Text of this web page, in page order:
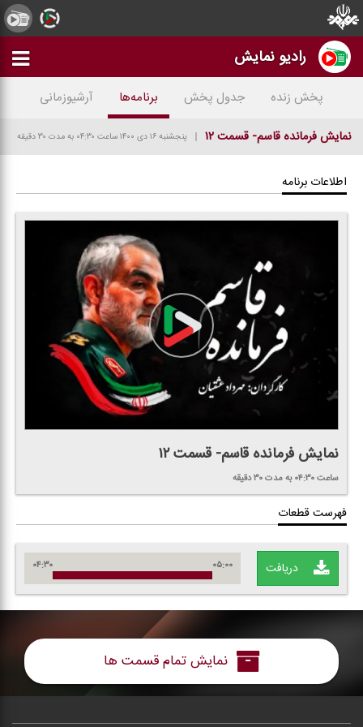
رادیو نمایش
پخش زنده جدول پخش برنامه‌ها
آرشیوزمانی
نمایش فرمانده قاسم- قسمت ۱۲
پنجشنبه ۱۶ دی ۱۴۰۰ ساعت ۰۴:۳۰ به مدت ۳۰ دقیقه
اطلاعات برنامه
نمایش فرمانده قاسم- قسمت ۱۲
ساعت ۰۴:۳۰ به مدت ۳۰ دقیقه
فهرست قطعات
دریافت ۰۴:۳۰ ۰۵:۰۰
نمایش تمام قسمت ها